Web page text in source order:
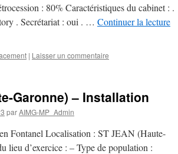
: 80% Caractéristiques du cabinet : .
. Secrétariat : oui . … Continuer la lecture
| Laisser un commentaire
Garonne) – Installation
parAIMG-MP_Admin
Fontanel Localisation : ST JEAN (Haute-
lieu d’exercice : – Type de population :